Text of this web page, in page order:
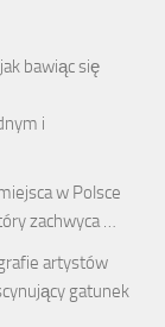
bawiąc się
i
w Polsce
zachwyca …
artystów
gatunek